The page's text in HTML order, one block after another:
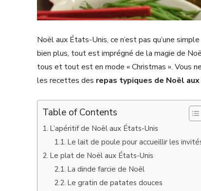
Noël aux États-Unis, ce n’est pas qu’une
bien plus, tout est imprégné de la magie de
tous et tout est en mode « Christmas ». Vous
les recettes des repas typiques de Noël
Table of Contents
L’apéritif de Noël aux États-Unis
Le lait de poule pour accueillir les
Le plat de Noël aux États-Unis
La dinde farcie de Noël
Le gratin de patates douces